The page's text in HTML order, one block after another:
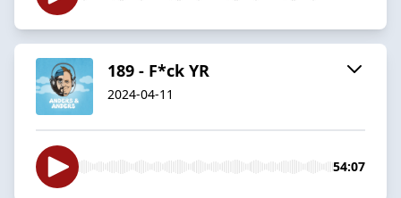
189 - F*ck YR
2024-04-11
54:07